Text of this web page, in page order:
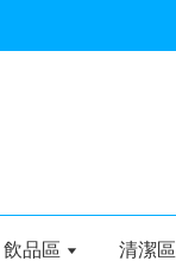
飲品區 清潔區